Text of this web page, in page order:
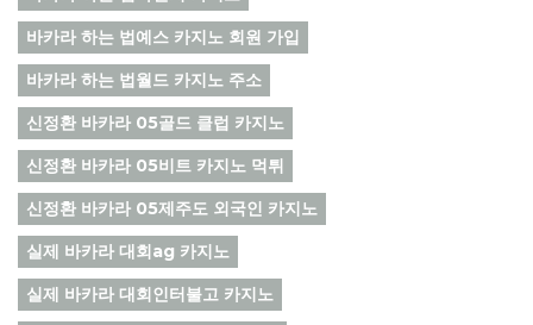
바카라 하는 법예스 카지노 회원 가입
바카라 하는 법월드 카지노 주소
신정환 바카라 05골드 클럽 카지노
신정환 바카라 05비트 카지노 먹튀
신정환 바카라 05제주도 외국인 카지노
실제 바카라 대회ag 카지노
실제 바카라 대회인터불고 카지노